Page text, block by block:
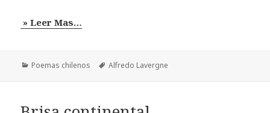
» Leer Mas…
Categorías
Poemas chilenos Etiquetas
Alfredo Lavergne